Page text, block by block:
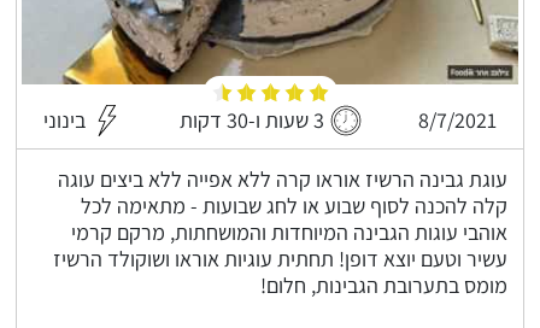
8/7/2021 3 שעות ו-30 דקות בינוני
עוגת גבינה הרשיז אוראו קרה ללא אפייה ללא ביצים עוגה
קלה להכנה לסוף שבוע או לחג שבועות - מתאימה לכל
אוהבי עוגות הגבינה המיוחדות והמושחתות, מרקם קרמי
עשיר וטעם יוצא דופן! תחתית עוגיות אוראו ושוקולד הרשיז
מומס בתערובת הגבינות, חלום!